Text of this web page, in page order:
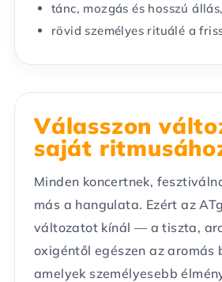
tánc, mozgás és hosszú állás,
rövid személyes rituálé a
Válasszon
saját
Minden koncertnek,
más a hangulata. Ezért az
változatot kínál — a tiszta,
oxigéntől egészen az aromás
amelyek személyesebb